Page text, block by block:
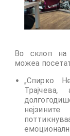
Во склоп на
можеа
„Спирко